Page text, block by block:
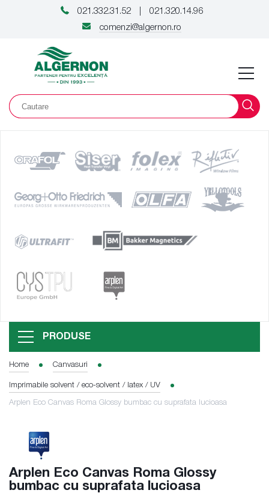
021.332.31.52
021.320.14.96
comenzi@algernon.ro
PRODUSE
Home Canvasuri
Imprimabile solvent / eco-solvent / latex / UV
Arplen Eco Canvas Roma Glossy bumbac cu suprafata lucioasa
Arplen Eco Canvas Roma Glossy
bumbac cu suprafata lucioasa